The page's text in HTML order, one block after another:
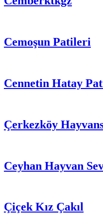
Cemoşun Patileri
Cennetin Hatay
Çerkezköy
Ceyhan Hayvan
Çiçek Kız Çakıl